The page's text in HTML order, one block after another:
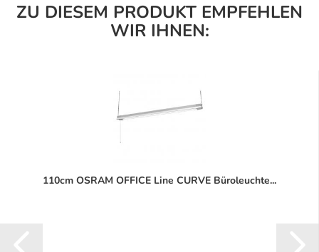
ZU DIESEM PRODUKT EMPFEHLEN
WIR IHNEN:
110cm OSRAM OFFICE Line CURVE Büroleuchte...